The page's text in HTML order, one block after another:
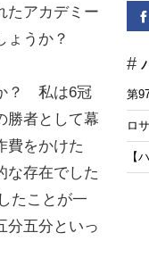
第
ロ
【
たアカデミー
ょうか？
？ 私は6冠
勝者として幕
費をかけた
な存在でした
たことが一
分五分といっ